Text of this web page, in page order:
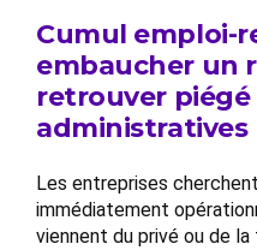
Cumul emploi-
embaucher un
retrouver piégé
administratives
Les entreprises
immédiatement
viennent du privé ou de